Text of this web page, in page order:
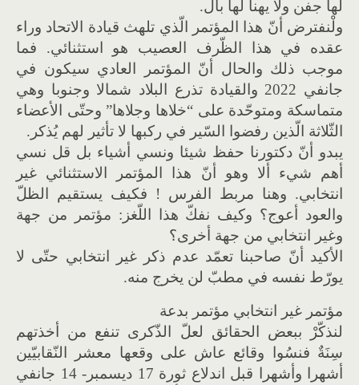
لها جفن ولا يهنأ لها بال.
ولْنفترض أنّ هذا المؤتمر الّذي تلهث قيادة الاتحاد وراء
عقده في هذا الظّرف العصيب هو استثنائي. فما
موجب ذلك والحال أنّ المؤتمر العادي سيكون في
جانفي 2022 والقيادة تذرع البلاد شمالا وجنوبا وهي
متماسكة ومتوحّدة على “خلاها وجلاها” وحتّى الأعضاء
الثّلاثة الّذين رفضوا السّير في ركبها لا تأثير لهم يُذكر.
يبدو أنّ دكتورنا حفظ شيئا ونسي أشياء بل قل نسي
أهم شيء ألا وهو أنّ هذا المؤتمر الاستثنائي غير
انتخابي. وهنا مربط الفرس ! فكيف يستقيم الظلّ
والعود أعوج؟ وكيف نفكّ هذا اللّغز: مؤتمر من جهة
وغير انتخابي من جهة أخرى؟
الأكيد أنّ صاحبنا تعمّد عدم ذكر غير انتخابي حتّى لا
يورّط نفسه في مطبّ لن يخرج منه.
مؤتمر غير انتخابي مؤتمر بدعة
لنذكّرْ ببعض الحقائق لعلّ الذّكرى تنفع من أخذتهم
سِنَةٌ فنسُوا وقائع عاش على وقعها معشر النّقابيّين
أشهرا وأشهرا قبل اندلاع ثورة 17 ديسمبر- 14 جانفي